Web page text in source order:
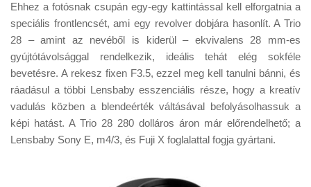
Helyszíni Riport
E-BB
Ehhez a fotósnak csupán egy-egy kattintással kell elforgatnia a
speciális frontlencsét, ami egy revolver dobjára hasonlít. A Trio
28 – amint az nevéből is kiderül – ekvivalens 28 mm-es
gyújtótávolsággal rendelkezik, ideális tehát elég sokféle
bevetésre. A rekesz fixen F3.5, ezzel meg kell tanulni bánni, és
ráadásul a többi Lensbaby esszenciális része, hogy a kreatív
vadulás közben a blendeérték váltásával befolyásolhassuk a
képi hatást. A Trio 28 280 dolláros áron már előrendelhető; a
Lensbaby Sony E, m4/3, és Fuji X foglalattal fogja gyártani.